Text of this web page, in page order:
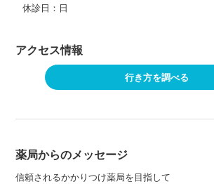
休診日：日
アクセス情報
行き方を調べる
薬局からのメッセージ
信頼されるかかりつけ薬局を目指して